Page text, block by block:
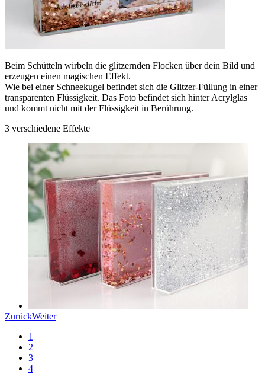
Beim Schütteln wirbeln die glitzernden Flocken über dein Bild und
erzeugen einen magischen Effekt.
Wie bei einer Schneekugel befindet sich die Glitzer-Füllung in einer
transparenten Flüssigkeit. Das Foto befindet sich hinter Acrylglas
und kommt nicht mit der Flüssigkeit in Berührung.
3 verschiedene Effekte
ZurückWeiter
1
2
3
4